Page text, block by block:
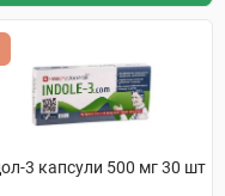
3 капсули 500 мг 30 шт